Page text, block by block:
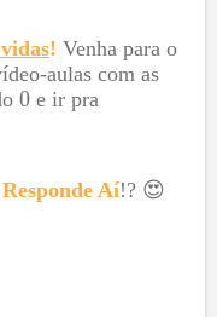
! Venha para o
aulas com as
e ir pra
Responde Aí!? 😍